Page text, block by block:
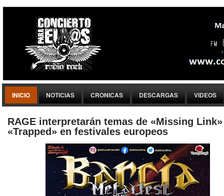
INICIO NOTICIAS CRONICAS DESCARGAS VIDEOS
RAGE interpretarán temas de «Missing
«Trapped» en festivales europeos